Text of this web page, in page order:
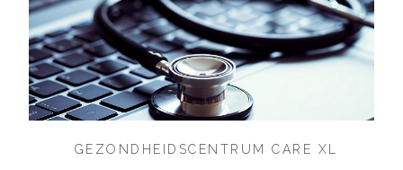
GEZONDHEIDSCENTRUM CARE XL